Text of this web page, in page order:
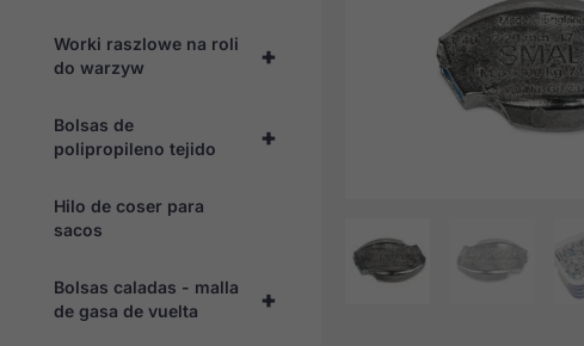
+
Worki raszlowe na roli
do warzyw
+
Bolsas de
polipropileno tejido
Hilo de coser para
sacos
+
Bolsas caladas - malla
de gasa de vuelta